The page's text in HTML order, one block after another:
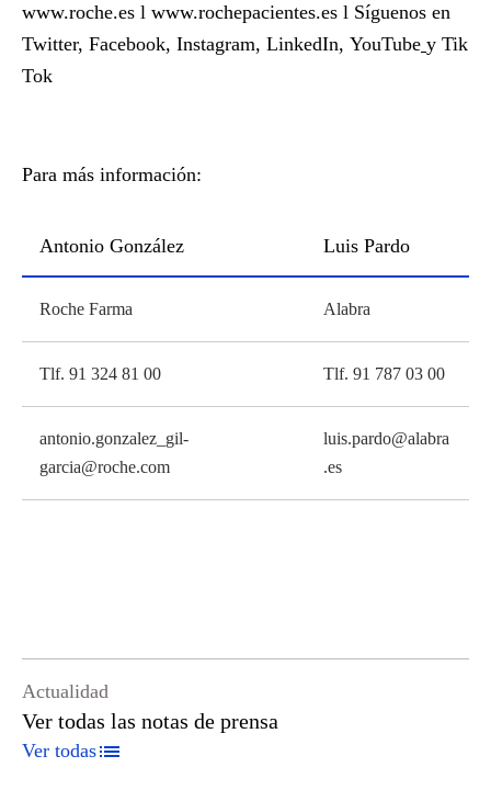
www.roche.es l www.rochepacientes.es l Síguenos en
Twitter, Facebook, Instagram, LinkedIn, YouTube y Tik
Tok
Para más información:
Antonio González Luis Pardo
Roche Farma Alabra
Tlf. 91 324 81 00 Tlf. 91 787 03 00
antonio.gonzalez_gil-
garcia@roche.com
luis.pardo@alabra
.es
Actualidad
Ver todas las notas de prensa
Ver todas